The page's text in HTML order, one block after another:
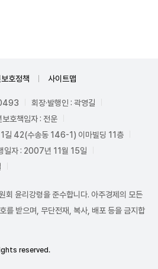
호정책 사이트맵
회장·발행인 : 곽영길
보호책임자 : 전운
1길 42(수송동 146-1) 이마빌딩 11층
일자 : 2007년 11월 15일
회 윤리강령을 준수합니다. 아주경제의 모든
를 받으며, 무단전재, 복사, 배포 등을 금지합
reserved.